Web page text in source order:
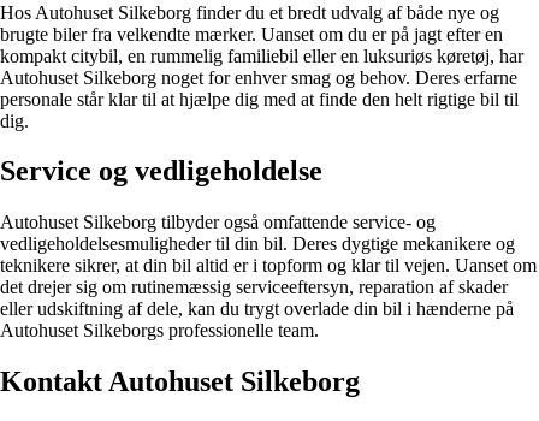
Hos Autohuset Silkeborg finder du et bredt udvalg af både nye og
brugte biler fra velkendte mærker. Uanset om du er på jagt efter en
kompakt citybil, en rummelig familiebil eller en luksuriøs køretøj, har
Autohuset Silkeborg noget for enhver smag og behov. Deres erfarne
personale står klar til at hjælpe dig med at finde den helt rigtige bil til
dig.
Service og vedligeholdelse
Autohuset Silkeborg tilbyder også omfattende service- og
vedligeholdelsesmuligheder til din bil. Deres dygtige mekanikere og
teknikere sikrer, at din bil altid er i topform og klar til vejen. Uanset om
det drejer sig om rutinemæssig serviceeftersyn, reparation af skader
eller udskiftning af dele, kan du trygt overlade din bil i hænderne på
Autohuset Silkeborgs professionelle team.
Kontakt Autohuset Silkeborg